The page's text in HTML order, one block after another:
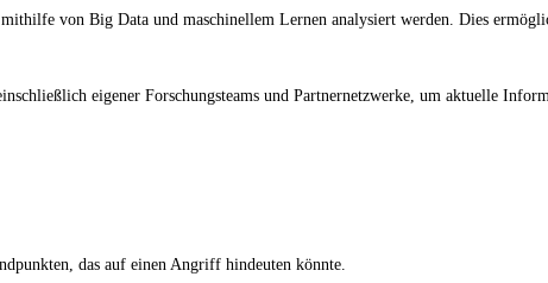
von Big Data und maschinellem Lernen analysiert werden. Dies
eigener Forschungsteams und Partnernetzwerke, um aktuelle
das auf einen Angriff hindeuten könnte.